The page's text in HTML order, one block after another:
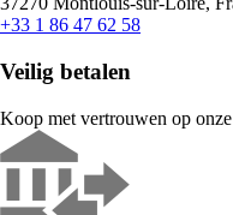
+33 1 86 47 62 58
Veilig betalen
Koop met vertrouwen op